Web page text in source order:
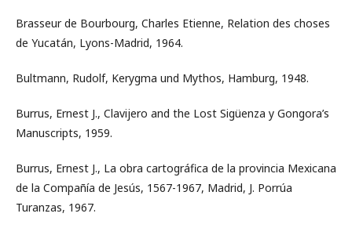
Brasseur de Bourbourg, Charles Etienne, Relation des choses
de Yucatán, Lyons-Madrid, 1964.
Bultmann, Rudolf, Kerygma und Mythos, Hamburg, 1948.
Burrus, Ernest J., Clavijero and the Lost Sigüenza y Gongora’s
Manuscripts, 1959.
Burrus, Ernest J., La obra cartográfica de la provincia Mexicana
de la Compañía de Jesús, 1567-1967, Madrid, J. Porrúa
Turanzas, 1967.